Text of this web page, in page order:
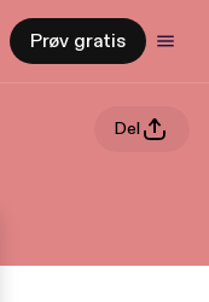
Prøv gratis
Del